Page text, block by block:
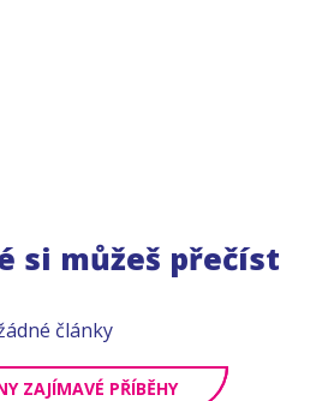
si můžeš přečíst
články
ZAJÍMAVÉ PŘÍBĚHY